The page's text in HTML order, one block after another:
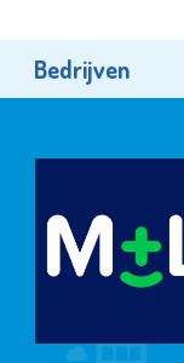
Bedrijven